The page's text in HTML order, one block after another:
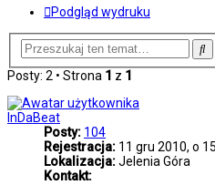
Podgląd wydruku
Posty: 2 • Strona 1 z 1
InDaBeat
Posty: 104
Rejestracja: 11 gru 2010, o
Lokalizacja:Jelenia Góra
Kontakt: